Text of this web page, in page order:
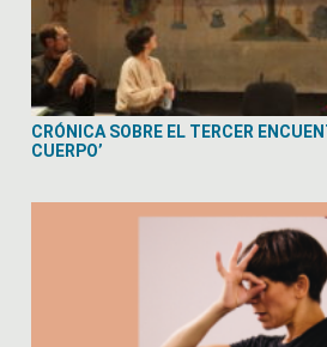
CRÓNICA SOBRE EL TERCER
CUERPO’